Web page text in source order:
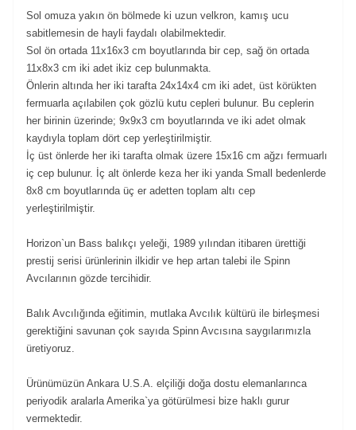
Sol omuza yakın ön bölmede ki uzun velkron, kamış ucu
sabitlemesin de hayli faydalı olabilmektedir.
Sol ön ortada 11x16x3 cm boyutlarında bir cep, sağ ön ortada
11x8x3 cm iki adet ikiz cep bulunmakta.
Önlerin altında her iki tarafta 24x14x4 cm iki adet, üst körükten
fermuarla açılabilen çok gözlü kutu cepleri bulunur. Bu ceplerin
her birinin üzerinde; 9x9x3 cm boyutlarında ve iki adet olmak
kaydıyla toplam dört cep yerleştirilmiştir.
İç üst önlerde her iki tarafta olmak üzere 15x16 cm ağzı fermuarlı
iç cep bulunur. İç alt önlerde keza her iki yanda Small bedenlerde
8x8 cm boyutlarında üç er adetten toplam altı cep
yerleştirilmiştir.
Horizon`un Bass balıkçı yeleği, 1989 yılından itibaren ürettiği
prestij serisi ürünlerinin ilkidir ve hep artan talebi ile Spinn
Avcılarının gözde tercihidir.
Balık Avcılığında eğitimin, mutlaka Avcılık kültürü ile birleşmesi
gerektiğini savunan çok sayıda Spinn Avcısına saygılarımızla
üretiyoruz.
Ürünümüzün Ankara U.S.A. elçiliği doğa dostu elemanlarınca
periyodik aralarla Amerika`ya götürülmesi bize haklı gurur
vermektedir.